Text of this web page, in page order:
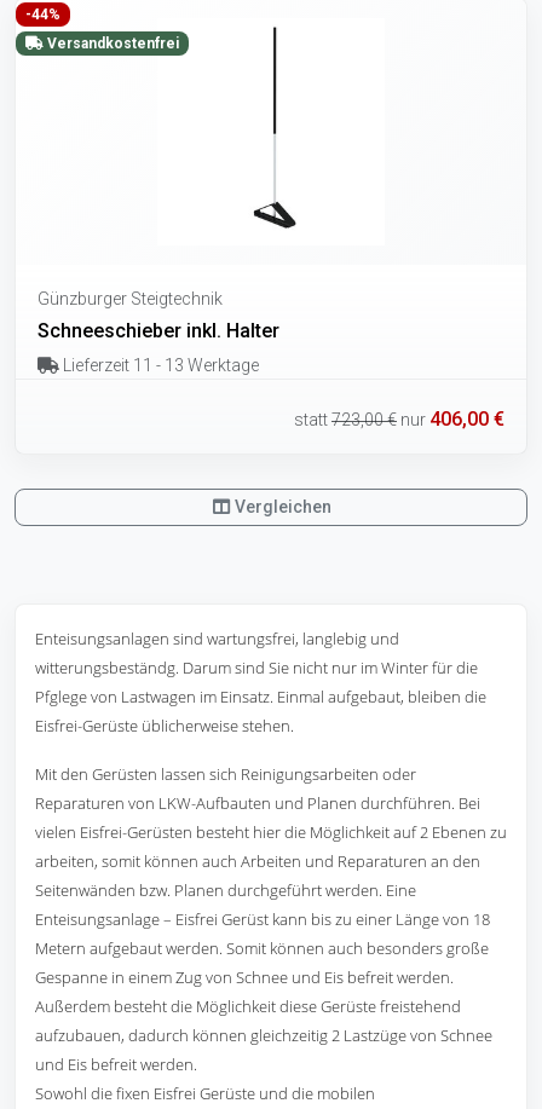
-44%
Versandkostenfrei
Günzburger Steigtechnik
Schneeschieber inkl. Halter
Lieferzeit 11 - 13 Werktage
statt723,00 € nur 406,00 €
Vergleichen
Enteisungsanlagen sind wartungsfrei, langlebig und
witterungsbeständg. Darum sind Sie nicht nur im Winter für die
Pfglege von Lastwagen im Einsatz. Einmal aufgebaut, bleiben die
Eisfrei-Gerüste üblicherweise stehen.
Mit den Gerüsten lassen sich Reinigungsarbeiten oder
Reparaturen von LKW-Aufbauten und Planen durchführen. Bei
vielen Eisfrei-Gerüsten besteht hier die Möglichkeit auf 2 Ebenen zu
arbeiten, somit können auch Arbeiten und Reparaturen an den
Seitenwänden bzw. Planen durchgeführt werden. Eine
Enteisungsanlage – Eisfrei Gerüst kann bis zu einer Länge von 18
Metern aufgebaut werden. Somit können auch besonders große
Gespanne in einem Zug von Schnee und Eis befreit werden.
Außerdem besteht die Möglichkeit diese Gerüste freistehend
aufzubauen, dadurch können gleichzeitig 2 Lastzüge von Schnee
und Eis befreit werden.
Sowohl die fixen Eisfrei Gerüste und die mobilen